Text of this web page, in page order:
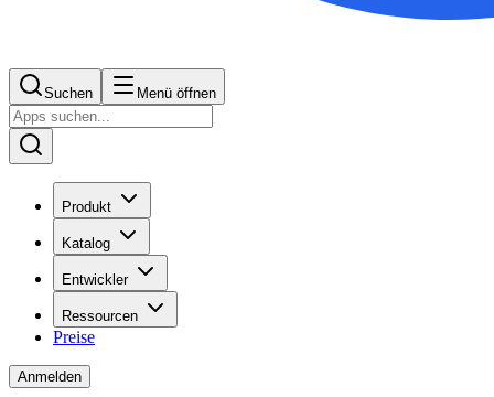
Suchen Menü öffnen
Produkt
Katalog
Entwickler
Ressourcen
Preise
Anmelden